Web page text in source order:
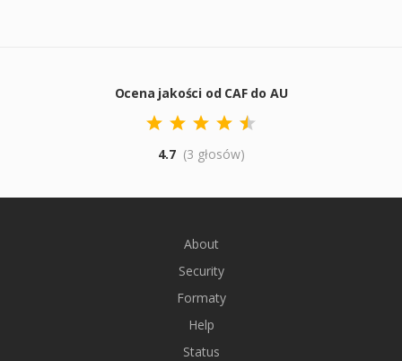
Ocena jakości od CAF do AU
4.7 (3 głosów)
About
Security
Formaty
Help
Status